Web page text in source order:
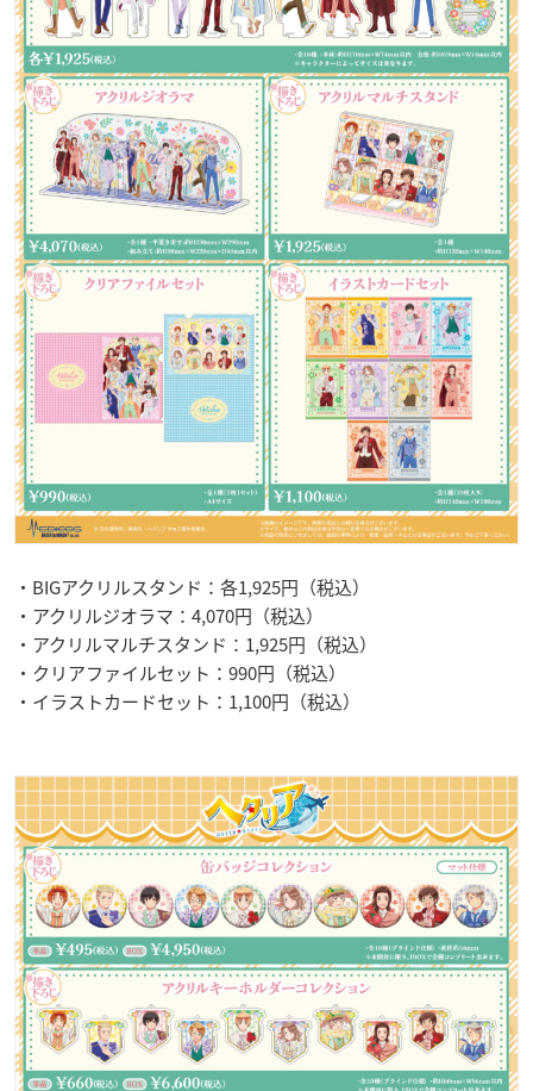
・BIGアクリルスタンド：各1,925円（税込）
・アクリルジオラマ：4,070円（税込）
・アクリルマルチスタンド：1,925円（税込）
・クリアファイルセット：990円（税込）
・イラストカードセット：1,100円（税込）